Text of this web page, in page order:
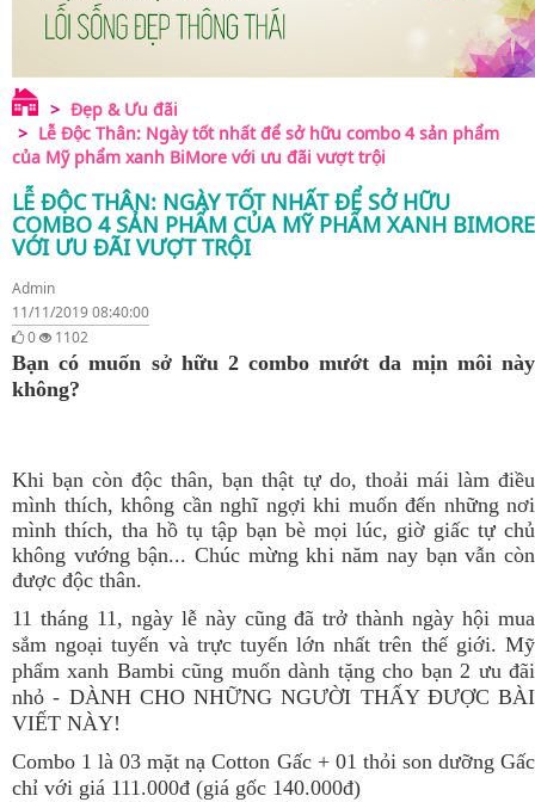
Đẹp & Ưu đãi
Lễ Độc Thân: Ngày tốt nhất để sở hữu combo 4 sản phẩm
của Mỹ phẩm xanh BiMore với ưu đãi vượt trội
LỄ ĐỘC THÂN: NGÀY TỐT NHẤT ĐỂ SỞ HỮU
COMBO 4 SẢN PHẨM CỦA MỸ PHẨM XANH BIMORE
VỚI ƯU ĐÃI VƯỢT TRỘI
Admin
11/11/2019 08:40:00
0
1102
Bạn có muốn sở hữu 2 combo mướt da mịn môi này
không?
Khi bạn còn độc thân, bạn thật tự do, thoải mái làm điều
mình thích, không cần nghĩ ngợi khi muốn đến những nơi
mình thích, tha hồ tụ tập bạn bè mọi lúc, giờ giấc tự chủ
không vướng bận... Chúc mừng khi năm nay bạn vẫn còn
được độc thân.
11 tháng 11, ngày lễ này cũng đã trở thành ngày hội mua
sắm ngoại tuyến và trực tuyến lớn nhất trên thế giới. Mỹ
phẩm xanh Bambi cũng muốn dành tặng cho bạn 2 ưu đãi
nhỏ - DÀNH CHO NHỮNG NGƯỜI THẤY ĐƯỢC BÀI
VIẾT NÀY!
Combo 1 là 03 mặt nạ Cotton Gấc + 01 thỏi son dưỡng Gấc
chỉ với giá 111.000đ (giá gốc 140.000đ)